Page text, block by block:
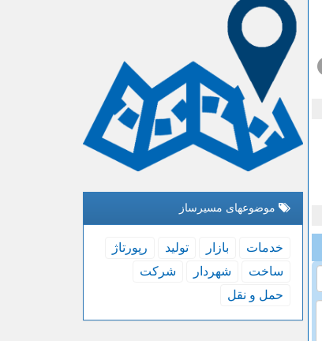
موضوعهای مسیرساز
خدمات بازار تولید
رپورتاژ
ساخت
شهردار
شركت
حمل و نقل